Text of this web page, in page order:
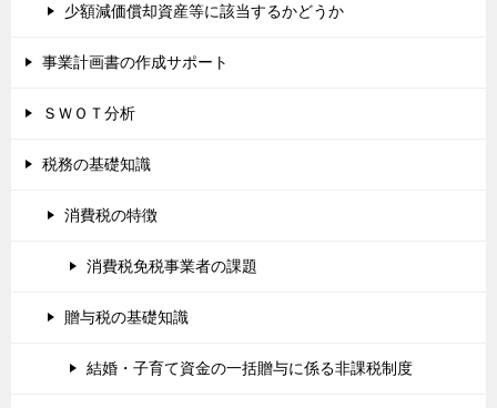
少額減価償却資産等に該当するかどうか
事業計画書の作成サポート
ＳＷＯＴ分析
税務の基礎知識
消費税の特徴
消費税免税事業者の課題
贈与税の基礎知識
結婚・子育て資金の一括贈与に係る非課税制度